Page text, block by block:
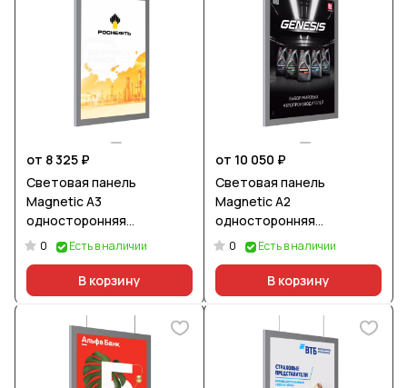
от 8 325 ₽
Световая панель
Magnetic А3
односторонняя
подвесная
0 Есть в наличии
В корзину
от 10 050 ₽
Световая панель
Magnetic А2
односторонняя
подвесная
0 Есть в наличии
В корзину